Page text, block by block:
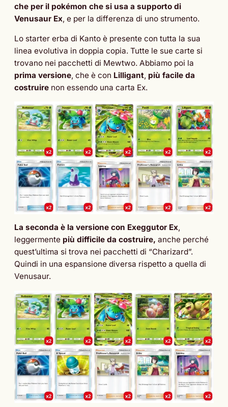
che per il pokémon che si usa a supporto di
Venusaur Ex, e per la differenza di uno strumento.
Lo starter erba di Kanto è presente con tutta la sua
linea evolutiva in doppia copia. Tutte le sue carte si
trovano nei pacchetti di Mewtwo. Abbiamo poi la
prima versione, che è con Lilligant, più facile da
costruire non essendo una carta Ex.
La seconda è la versione con Exeggutor Ex,
leggermente più difficile da costruire, anche perché
quest’ultima si trova nei pacchetti di “Charizard”.
Quindi in una espansione diversa rispetto a quella di
Venusaur.